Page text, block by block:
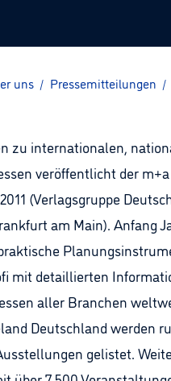
uns / Pressemitteilungen /
zu internationalen,
veröffentlicht der m+a
(Verlagsgruppe
am Main). Anfang
mit detaillierten
aller Branchen
Deutschland werden
gelistet.